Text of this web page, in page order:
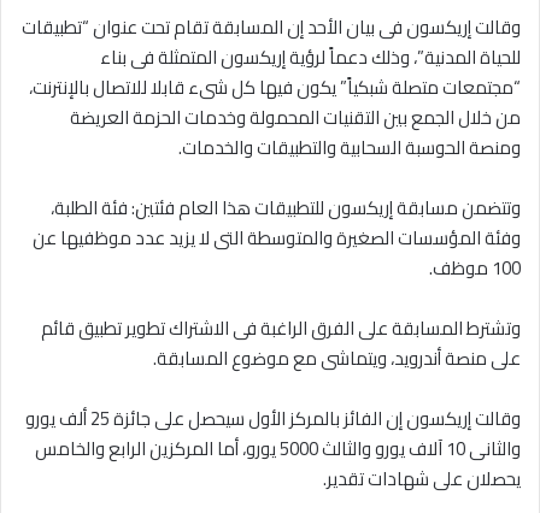
وقالت إريكسون فى بيان الأحد إن المسابقة تقام تحت عنوان “تطبيقات
للحياة المدنية”، وذلك دعماً لرؤية إريكسون المتمثلة فى بناء
“مجتمعات متصلة شبكياً” يكون فيها كل شىء قابلا للاتصال بالإنترنت،
من خلال الجمع بين التقنيات المحمولة وخدمات الحزمة العريضة
ومنصة الحوسبة السحابية والتطبيقات والخدمات.
وتتضمن مسابقة إريكسون للتطبيقات هذا العام فئتين: فئة الطلبة،
وفئة المؤسسات الصغيرة والمتوسطة التى لا يزيد عدد موظفيها عن
100 موظف.
وتشترط المسابقة على الفرق الراغبة فى الاشتراك تطوير تطبيق قائم
على منصة أندرويد، ويتماشى مع موضوع المسابقة.
وقالت إريكسون إن الفائز بالمركز الأول سيحصل على جائزة 25 ألف يورو
والثانى 10 آلاف يورو والثالث 5000 يورو، أما المركزين الرابع والخامس
يحصلان على شهادات تقدير.